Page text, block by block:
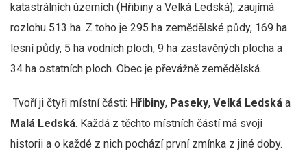
katastrálních územích (Hřibiny a Velká Ledská), zaujímá
rozlohu 513 ha. Z toho je 295 ha zemědělské půdy, 169 ha
lesní půdy, 5 ha vodních ploch, 9 ha zastavěných plocha a
34 ha ostatních ploch. Obec je převážně zemědělská.
Tvoří ji čtyři místní části: Hřibiny, Paseky, Velká Ledská a
Malá Ledská. Každá z těchto místních částí má svoji
historii a o každé z nich pochází první zmínka z jiné doby.